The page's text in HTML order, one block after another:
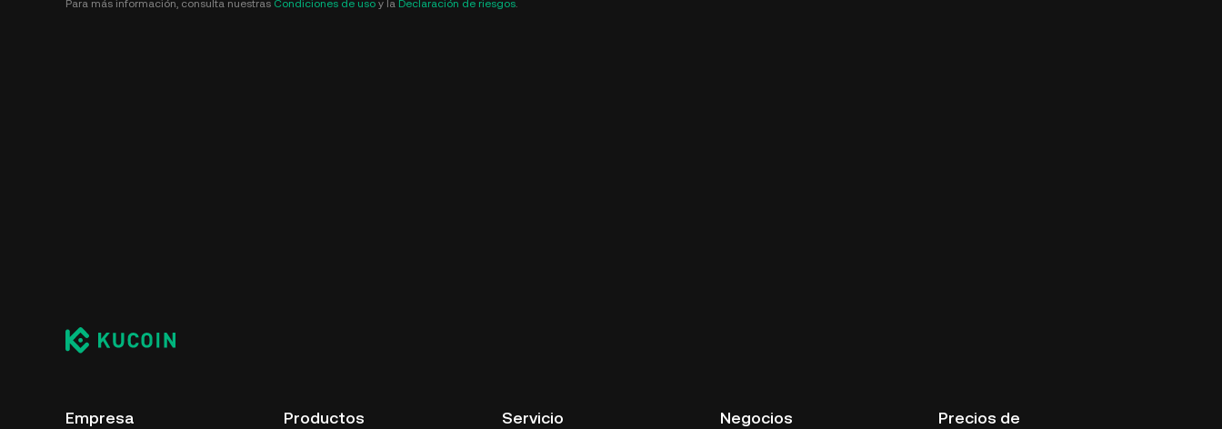
Para más información, consulta nuestras Condiciones de uso y la Declaración de riesgos.
Empresa Productos Servicio Negocios Precios de